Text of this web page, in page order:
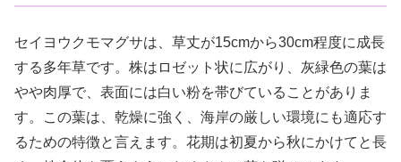
セイヨウクモマグサは、草丈が15cmから30cm程度に成長
する多年草です。株はロゼット状に広がり、灰緑色の葉は
やや肉厚で、表面には白い粉を帯びていることがありま
す。この葉は、乾燥に強く、海岸の厳しい環境にも適応す
るための特徴と言えます。花期は初夏から秋にかけてと長